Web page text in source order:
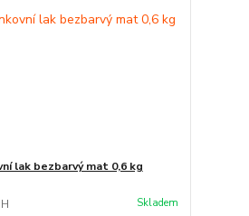
lak bezbarvý mat 0,6 kg
Skladem